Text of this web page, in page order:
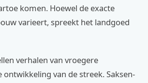
komen. Hoewel de exacte
varieert, spreekt het landgoed
verhalen van vroegere
ontwikkeling van de streek. Saksen-